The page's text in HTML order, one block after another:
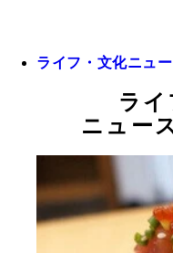
ライフ・文化ニュ
ライ
ニュー